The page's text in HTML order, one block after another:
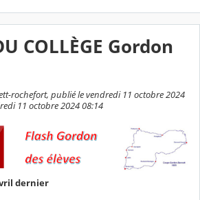
COLLÈGE Gordon
rochefort, publié le vendredi 11 octobre 2024
11 octobre 2024 08:14
dernier